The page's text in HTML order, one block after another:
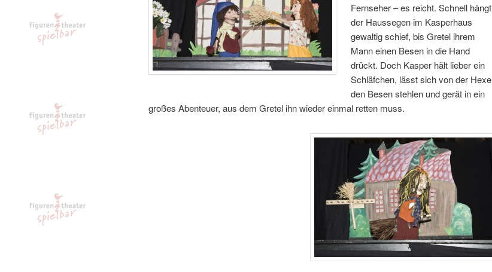
Fernseher – es reicht. Schnell hängt
der Haussegen im Kasperhaus
gewaltig schief, bis Gretel ihrem
Mann einen Besen in die Hand
drückt. Doch Kasper hält lieber ein
Schläfchen, lässt sich von der Hexe
den Besen stehlen und gerät in ein
großes Abenteuer, aus dem Gretel ihn wieder einmal retten muss.